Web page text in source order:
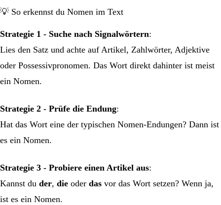
💡 So erkennst du Nomen im Text
Strategie 1 - Suche nach Signalwörtern:
Lies den Satz und achte auf Artikel, Zahlwörter, Adjektive
oder Possessivpronomen. Das Wort direkt dahinter ist meist
ein Nomen.
Strategie 2 - Prüfe die Endung:
Hat das Wort eine der typischen Nomen-Endungen? Dann ist
es ein Nomen.
Strategie 3 - Probiere einen Artikel aus:
Kannst du der, die oder das vor das Wort setzen? Wenn ja,
ist es ein Nomen.